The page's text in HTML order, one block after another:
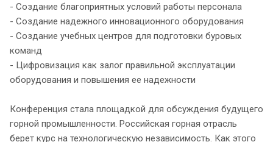
- Создание благоприятных условий работы персонала
- Создание надежного инновационного оборудования
- Создание учебных центров для подготовки буровых
команд
- Цифровизация как залог правильной эксплуатации
оборудования и повышения ее надежности
Конференция стала площадкой для обсуждения будущего
горной промышленности. Российская горная отрасль
берет курс на технологическую независимость. Как этого